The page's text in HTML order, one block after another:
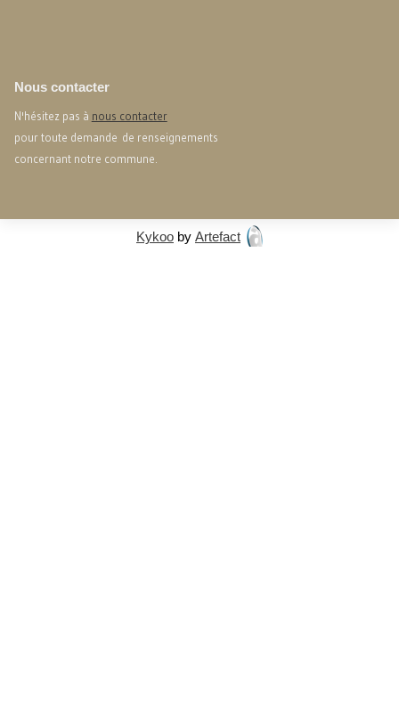
Nous contacter
N'hésitez pas à nous contacter
pour toute demande de renseignements
concernant notre commune.
Kykoo by Artefact